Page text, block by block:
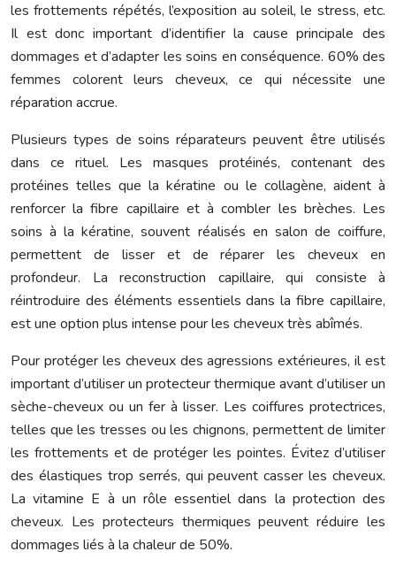
les frottements répétés, l’exposition au soleil, le stress, etc.
Il est donc important d’identifier la cause principale des
dommages et d’adapter les soins en conséquence. 60% des
femmes colorent leurs cheveux, ce qui nécessite une
réparation accrue.
Plusieurs types de soins réparateurs peuvent être utilisés
dans ce rituel. Les masques protéinés, contenant des
protéines telles que la kératine ou le collagène, aident à
renforcer la fibre capillaire et à combler les brèches. Les
soins à la kératine, souvent réalisés en salon de coiffure,
permettent de lisser et de réparer les cheveux en
profondeur. La reconstruction capillaire, qui consiste à
réintroduire des éléments essentiels dans la fibre capillaire,
est une option plus intense pour les cheveux très abîmés.
Pour protéger les cheveux des agressions extérieures, il est
important d’utiliser un protecteur thermique avant d’utiliser un
sèche-cheveux ou un fer à lisser. Les coiffures protectrices,
telles que les tresses ou les chignons, permettent de limiter
les frottements et de protéger les pointes. Évitez d’utiliser
des élastiques trop serrés, qui peuvent casser les cheveux.
La vitamine E à un rôle essentiel dans la protection des
cheveux. Les protecteurs thermiques peuvent réduire les
dommages liés à la chaleur de 50%.